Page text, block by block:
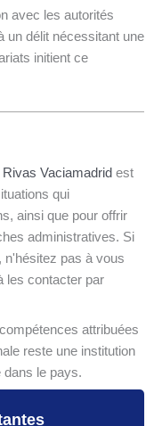
avec les autorités
un délit nécessitant une
initient ce
Rivas Vaciamadrid est
qui
ainsi que pour offrir
administratives. Si
n'hésitez pas à vous
les contacter par
attribuées
reste une institution
dans le pays.